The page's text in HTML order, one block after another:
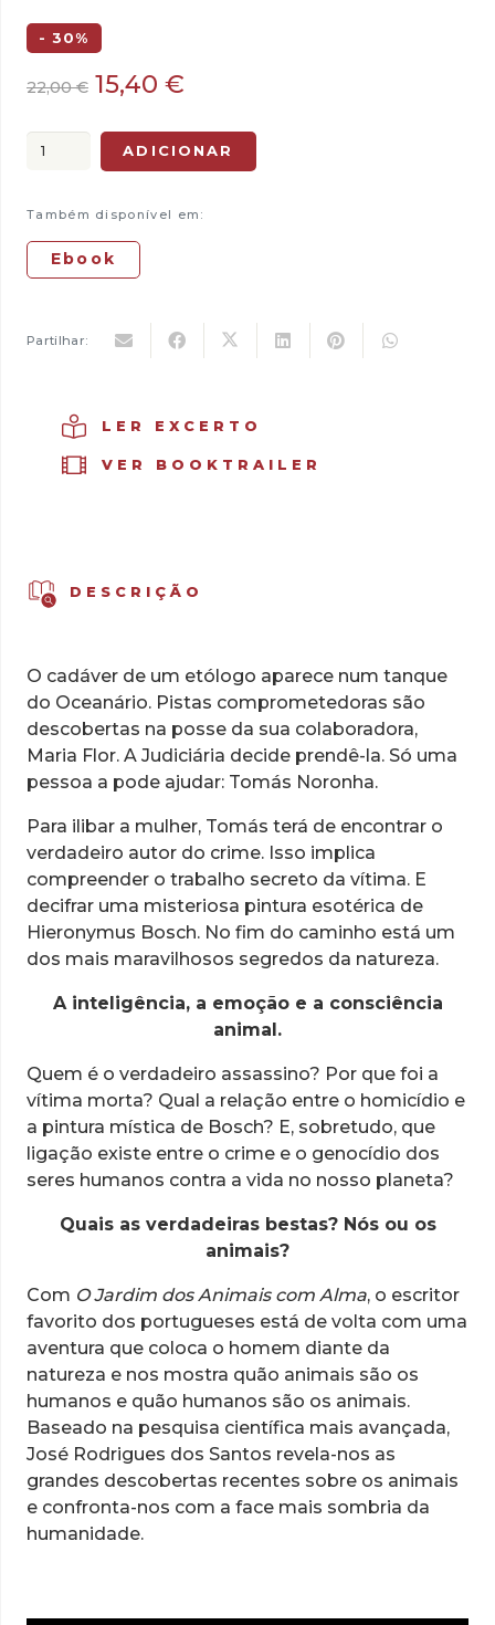
- 30%
22,00€ O
original
era:
15,40 €
atual
é:
Quantidade
dos
Animais
Alma
ADICIONAR
Também disponível em:
Ebook
Partilhar:
LER EXCERTO
VER BOOKTRAILER
DESCRIÇÃO
O cadáver de um etólogo aparece num tanque
do Oceanário. Pistas comprometedoras são
descobertas na posse da sua colaboradora,
Maria Flor. A Judiciária decide prendê-la. Só uma
pessoa a pode ajudar: Tomás Noronha.
Para ilibar a mulher, Tomás terá de encontrar o
verdadeiro autor do crime. Isso implica
compreender o trabalho secreto da vítima. E
decifrar uma misteriosa pintura esotérica de
Hieronymus Bosch. No fim do caminho está um
dos mais maravilhosos segredos da natureza.
A inteligência, a emoção e a consciência
animal.
Quem é o verdadeiro assassino? Por que foi a
vítima morta? Qual a relação entre o homicídio e
a pintura mística de Bosch? E, sobretudo, que
ligação existe entre o crime e o genocídio dos
seres humanos contra a vida no nosso planeta?
Quais as verdadeiras bestas? Nós ou os
animais?
Com O Jardim dos Animais com Alma, o escritor
favorito dos portugueses está de volta com uma
aventura que coloca o homem diante da
natureza e nos mostra quão animais são os
humanos e quão humanos são os animais.
Baseado na pesquisa científica mais avançada,
José Rodrigues dos Santos revela-nos as
grandes descobertas recentes sobre os animais
e confronta-nos com a face mais sombria da
humanidade.